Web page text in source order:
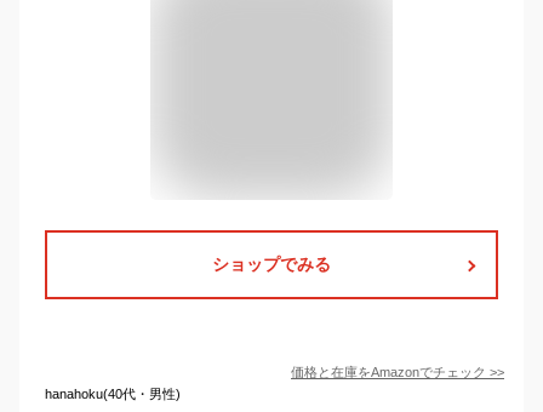
ショップでみる
価格と在庫をAmazonでチェック >>
hanahoku(40代・男性)